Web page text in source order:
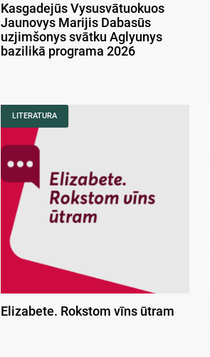
Kasgadejūs Vysusvātuokuos
Jaunovys Marijis Dabasūs
uzjimšonys svātku Aglyunys
bazilikā programa 2026
LITERATURA
Elizabete. Rokstom vīns ūtram